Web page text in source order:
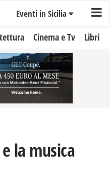
Eventi in Sicilia
Cinema e Tv Libri
la musica